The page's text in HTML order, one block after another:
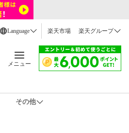
Language 楽天市場 楽天グループ
メニュー
その他